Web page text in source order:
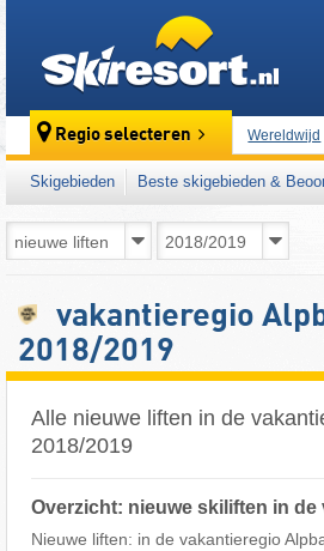
Regio selecteren Wereldwijd
Skigebieden Beste skigebieden &
vakantieregio
2018/2019
Alle nieuwe liften in de
2018/2019
Overzicht: nieuwe skiliften in
Nieuwe liften: in de vakantieregio